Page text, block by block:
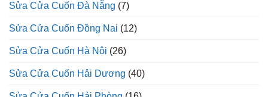
Sửa Cửa Cuốn Đà Nẵng (7)
Sửa Cửa Cuốn Đồng Nai (12)
Sửa Cửa Cuốn Hà Nội (26)
Sửa Cửa Cuốn Hải Dương (40)